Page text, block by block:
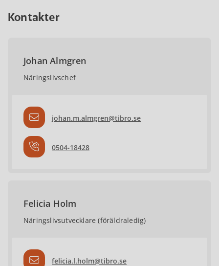
Kontakter
Johan Almgren
Näringslivschef
johan.m.almgren@tibro.se
0504-18428
Felicia Holm
Näringslivsutvecklare (föräldraledig)
felicia.l.holm@tibro.se